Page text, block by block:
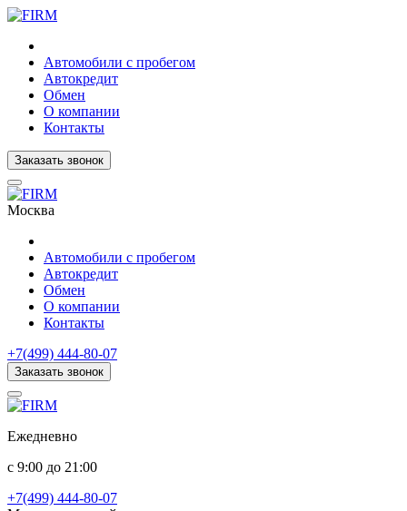
Автомобили с пробегом
Автокредит
Обмен
О компании
Контакты
Заказать звонок
Москва
Автомобили с пробегом
Автокредит
Обмен
О компании
Контакты
+7(499) 444-80-07
Заказать звонок
Ежедневно
с 9:00 до 21:00
+7(499) 444-80-07